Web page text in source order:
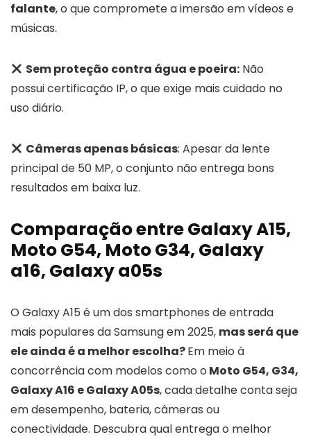
falante, o que compromete a imersão em vídeos e
músicas.
Sem proteção contra água e poeira: Não
possui certificação IP, o que exige mais cuidado no
uso diário.
Câmeras apenas básicas: Apesar da lente
principal de 50 MP, o conjunto não entrega bons
resultados em baixa luz.
Comparação entre Galaxy A15,
Moto G54, Moto G34, Galaxy
a16, Galaxy a05s
O Galaxy A15 é um dos smartphones de entrada
mais populares da Samsung em 2025, mas será que
ele ainda é a melhor escolha?Em meio à
concorrência com modelos como o Moto G54, G34,
Galaxy A16 e Galaxy A05s, cada detalhe conta seja
em desempenho, bateria, câmeras ou
conectividade. Descubra qual entrega o melhor